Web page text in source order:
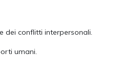
dei conflitti interpersonali.
umani.